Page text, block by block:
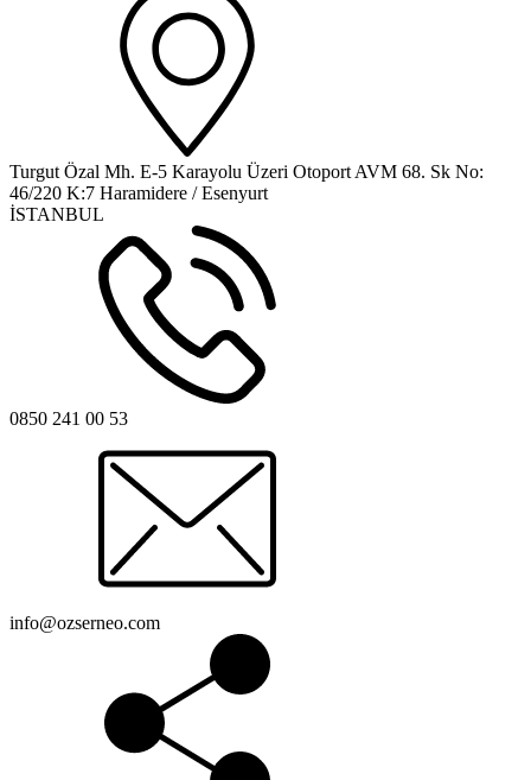
Turgut Özal Mh. E-5 Karayolu Üzeri Otoport AVM 68. Sk No:
46/220 K:7 Haramidere / Esenyurt
İSTANBUL
0850 241 00 53
info@ozserneo.com